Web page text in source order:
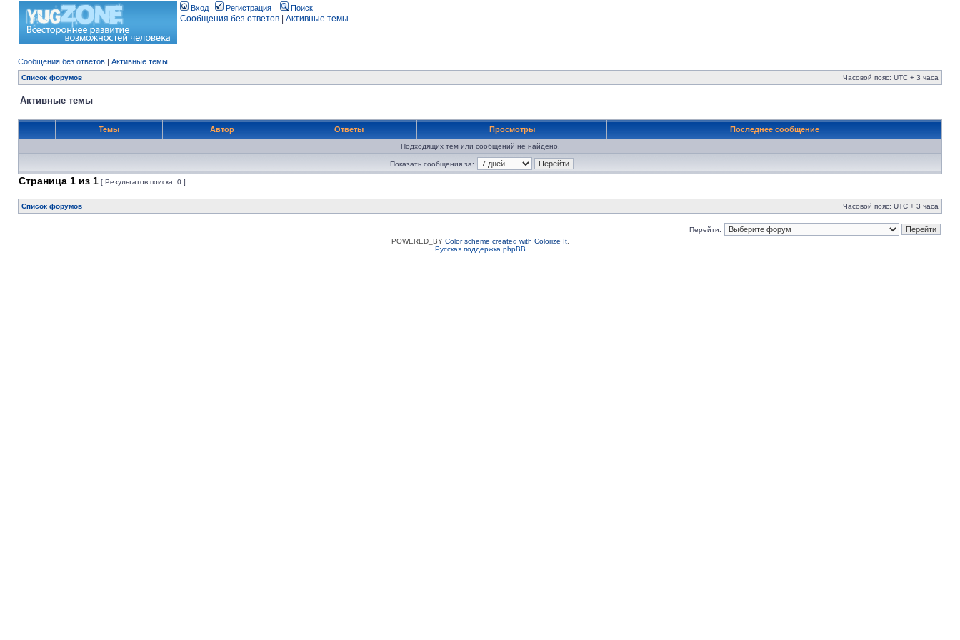
Вход Регистрация Поиск
Сообщения без ответов Активные темы
Сообщения без ответов | Активные темы
Список форумов Часовой пояс: UTC + 3 часа
Активные темы
Темы Автор Ответы Просмотры Последнее сообщение
Подходящих тем или сообщений не найдено.
Показать сообщения за:
Страница 1 из 1 [ Результатов поиска: 0 ]
Список форумов Часовой пояс: UTC + 3 часа
Перейти:
POWERED_BY Color scheme created with Colorize It.
Русская поддержка phpBB